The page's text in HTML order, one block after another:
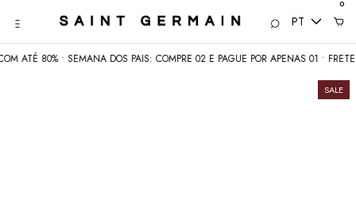
PT
0
ATÉ 80% • SEMANA DOS PAIS: COMPRE 02 E PAGUE POR APENAS 01 • FRETE
SALE